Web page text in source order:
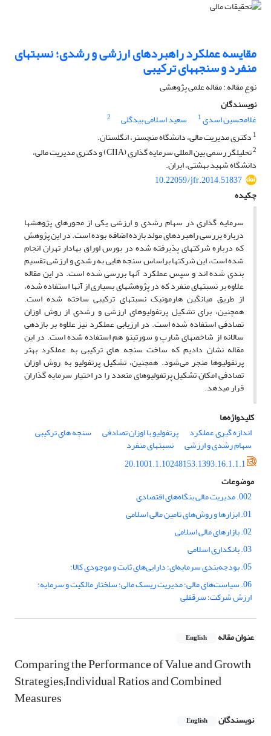
مقایسه عملکرد راهبردهای ارزشی و رشدی؛ نسبت‏های
منفرد و سنجه‎های ترکیبی
نوع مقاله : مقاله علمی پژوهشی
نویسندگان
غلامحسین اسدی1 سعید اسلامی بیدگلی
2
1 دکتری مدیریت مالی، دانشگاه منچستر، انگلستان.
2 تحلیلگر رسمی بین‏ المللی سرمایه‏ گذاری (CIIA) و دکتری مدیریت مالی،
دانشگاه شهید بهشتی، ایران.
10.22059/jfr.2014.51837
چکیده
سرمایه‏ گذاری در سهام رشدی و ارزشی یکی از محورهای پژوهش‏ها
درباره بررسی راهبرد‏های مولد بازده اضافه بوده است. در این پژوهش
که درباره شرکت‏های پذیرفته‏ شده در بورس اوراق بهادار تهران انجام
شده است، این شرکت‏ها بر‏اساس سنجه‏ هایی به رشدی و ارزشی تقسیم
‏بندی شده ‏اند و سپس عملکرد آن‏ها بررسی شده است. در این مقاله
علاوه بر نسبت‏های منفرد که در پژوهش‏های بسیاری از آن‏ها استفاده شده،
از طریق میانگین هارمونیک نسبت‏های ترکیبی ساخته شده است.
همچنین، برای تشکیل پرتفولیوهای ارزشی و رشدی از روش اوزان
تصادفی استفاده شده است. در ارزیابی عملکرد نیز علاوه بر بازدهی
سالانه از شاخص‏های شارپ و سورتینو هم استفاده شده است. در این
مقاله نشان دادیم که ساخت سنجه‏ های ترکیبی به عملکرد بهتر
پرتفولیوها منجر می‌شود. همچنین، تشکیل پرتفولیو به روش اوزان
تصادفی امکان تشکیل پرتفولیوهای متعدد را در اختیار سرمایه ‏گذاران
قرار می‏دهد.
کلیدواژه‌ها
اندازه ‏گیری عملکرد
پرتفولیو با اوزان تصادفی سنجه ‏های ترکیبی
سهام رشدی و ارزشی
نسبت‏های منفرد
20.1001.1.10248153.1393.16.1.1.1
موضوعات
002. مدیریت مالی بنگاه‌های اقتصادی
01. ابزارها و روش‌های تامین مالی اسلامی
02. بازارهای مالی اسلامی
03. بانکداری اسلامی
05. بودجه‌بندی سرمایه‌ای؛ دارایی‌های ثابت و موجودی کالا؛
06. سیاست‌های مالی؛ مدیریت ریسک مالی؛ سلختار مالکیت و سرمایه؛
ارزش شرکت؛ سرقفلی
عنوان مقاله English
Comparing the Performance of Value and Growth
Strategies;Individual Ratios and Combined
Measures
نویسندگان English